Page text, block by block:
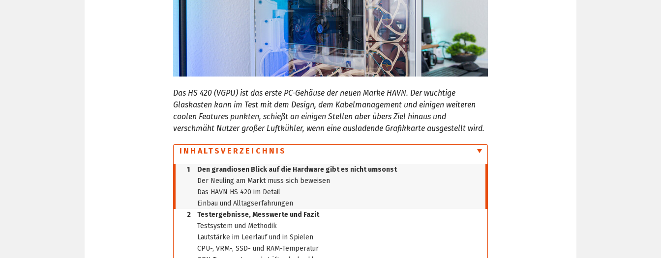
Das HS 420 (VGPU) ist das erste PC-Gehäuse der neuen Marke HAVN. Der wuchtige
Glaskasten kann im Test mit dem Design, dem Kabelmanagement und einigen weiteren
coolen Features punkten, schießt an einigen Stellen aber übers Ziel hinaus und
verschmäht Nutzer großer Luftkühler, wenn eine ausladende Grafikkarte ausgestellt wird.
INHALTSVERZEICHNIS
1
Den grandiosen Blick auf die Hardware gibt es nicht umsonst
Der Neuling am Markt muss sich beweisen
Das HAVN HS 420 im Detail
Einbau und Alltagserfahrungen
2
Testergebnisse, Messwerte und Fazit
Testsystem und Methodik
Lautstärke im Leerlauf und in Spielen
CPU-, VRM-, SSD- und RAM-Temperatur